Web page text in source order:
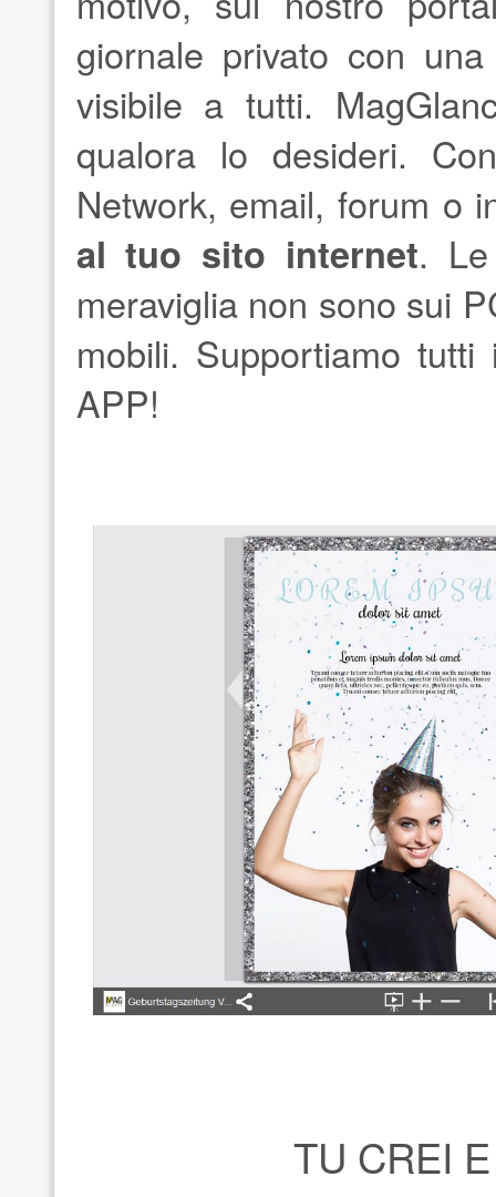
giornale privato con
visibile a tutti.
qualora lo desideri.
Network, email, forum o
al tuo sito internet.
meraviglia non sono sui
mobili. Supportiamo
APP!
TU CREI